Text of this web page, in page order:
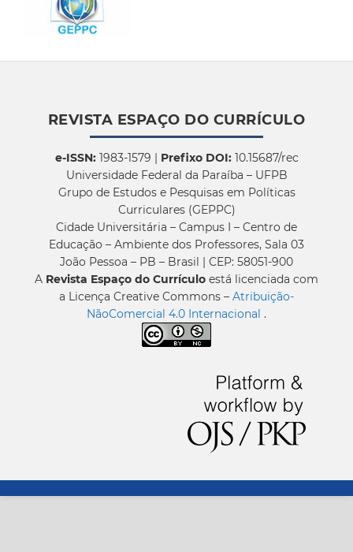
REVISTA ESPAÇO DO CURRÍCULO
e-ISSN:1983-1579 | Prefixo DOI:10.15687/rec
Universidade Federal da Paraíba – UFPB
Grupo de Estudos e Pesquisas em Políticas
Curriculares (GEPPC)
Cidade Universitária – Campus I – Centro de
Educação – Ambiente dos Professores, Sala 03
João Pessoa – PB – Brasil | CEP: 58051-900
A Revista Espaço do Currículo está licenciada com
a Licença Creative Commons – Atribuição-
NãoComercial 4.0 Internacional .